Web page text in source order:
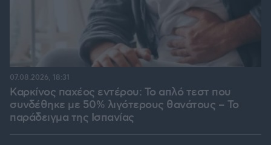
Καρκίνος παχέος εντέρου: Το απλό τεστ που
συνδέθηκε με 50% λιγότερους θανάτους – Το
παράδειγμα της Ισπανίας
07.08.2026, 18:31